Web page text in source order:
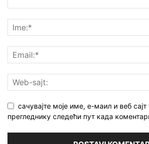
сачувајте моје име, е-маил и веб
прегледнику следећи пут када